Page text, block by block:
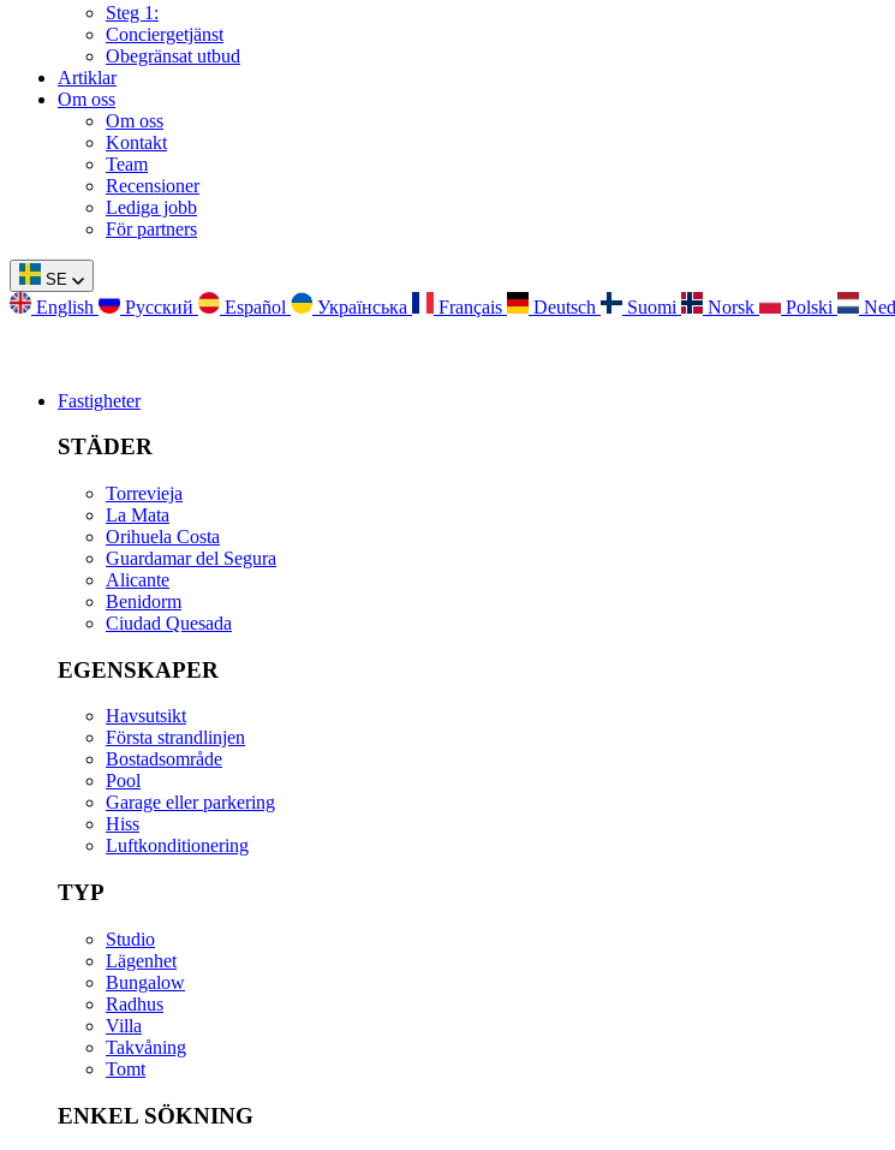
Steg 1:
Conciergetjänst
Obegränsat utbud
Artiklar
Om oss
Om oss
Kontakt
Team
Recensioner
Lediga jobb
För partners
SE
English Русский Español Українська Français Deutsch Suomi Norsk Polski
Fastigheter
STÄDER
Torrevieja
La Mata
Orihuela Costa
Guardamar del Segura
Alicante
Benidorm
Ciudad Quesada
EGENSKAPER
Havsutsikt
Första strandlinjen
Bostadsområde
Pool
Garage eller parkering
Hiss
Luftkonditionering
TYP
Studio
Lägenhet
Bungalow
Radhus
Villa
Takvåning
Tomt
ENKEL SÖKNING